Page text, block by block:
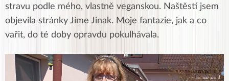
stravu podle mého, vlastně veganskou. Naštěstí jsem
objevila stránky Jíme Jinak. Moje fantazie, jak a co
vařit, do té doby opravdu pokulhávala.